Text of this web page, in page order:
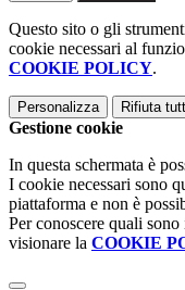
Questo sito o gli
cookie necessari al
COOKIE POLICY.
Personalizza Rifiuta
Gestione cookie
In questa schermata è
I cookie necessari sono
piattaforma e non è
Per conoscere quali
visionare la COOKIE